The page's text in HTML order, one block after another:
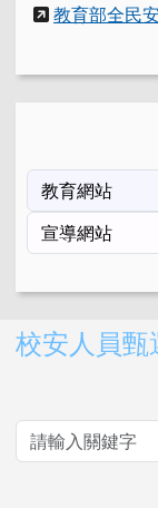
教育部全民
右邊區域
校安人員甄